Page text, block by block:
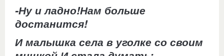
-Ну и ладно!Нам больше
достанится!
И малышка села в уголке со своим